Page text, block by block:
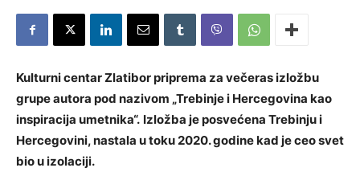
Kulturni centar Zlatibor priprema za večeras izložbu
grupe autora pod nazivom „Trebinje i Hercegovina kao
inspiracija umetnika“. Izložba je posvećena Trebinju i
Hercegovini, nastala u toku 2020. godine kad je ceo svet
bio u izolaciji.